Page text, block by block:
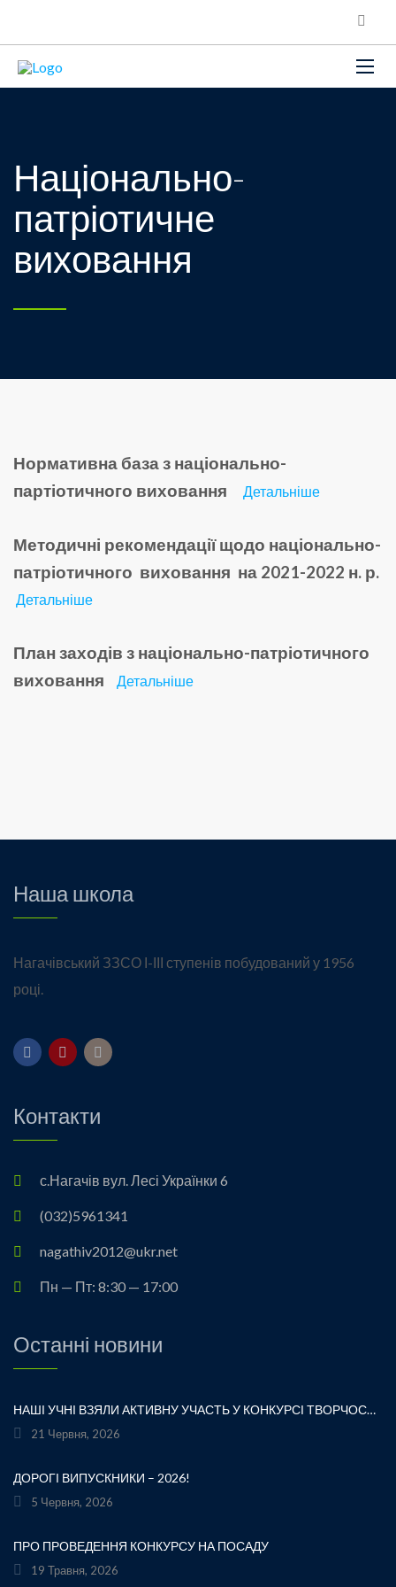
Національно-
патріотичне
виховання
Нормативна база з національно-
партіотичного виховання
Детальніше
Методичні рекомендації щодо національно-
патріотичного виховання на 2021-2022 н. р.
Детальніше
План заходів з національно-патріотичного
виховання
Детальніше
Наша школа
Нагачівський ЗЗСО І-ІІІ ступенів побудований у 1956
році.
Контакти
с.Нагачів вул. Лесі Українки 6
(032)5961341
nagathiv2012@ukr.net
Пн — Пт: 8:30 — 17:00
Останні новини
НАШІ УЧНІ ВЗЯЛИ АКТИВНУ УЧАСТЬ У КОНКУРСІ ТВОРЧОСТІ ЛЕСІ УКРАЇНКИ «ХТО ЛЮБИТЬ УКРАЇНСЬКЕ СЛОВО» ТА БУЛИ ВІДЗНАЧЕНІ ПОДЯКАМИ ЗА СВОЮ СТАРАННІСТЬ, ТВОРЧІСТЬ І ЛЮБОВ ДО РІДНОГО СЛОВА.УРОЧИСТЕ ВРУЧЕННЯ НАГОРОД ВІДБУЛОСЯ ПІД ЧАС ФЕСТИВАЛЮ «УКРАЇНКА FEST» НА МАЛЬОВНИЧОМУ БЕРЕЗІ ЯВОРІВСЬКОГО МОРЯ. ЦЕ БУЛА ЧУДОВА НАГОДА ЩЕ РАЗ ДОТОРКНУТИСЯ ДО ТВОРЧОЇ СПАДЩИНИ ВЕЛИКОЇ УКРАЇНСЬКОЇ ПОЕТЕСИ, ВІДЧУТИ СИЛУ УКРАЇНСЬКОГО СЛОВА ТА ГОРДІСТЬ ЗА НАШИХ ТАЛАНОВИТИХ ДІТЕЙ.ВІТАЄМО УЧАСНИКІВ І БАЖАЄМО ЇМ НОВИХ ТВОРЧИХ ЗВЕРШЕНЬ!«НІ! Я ЖИВА! Я БУДУ ВІЧНО ЖИТИ! Я В СЕРЦІ МАЮ ТЕ, ЩО НЕ ВМИРАЄ». — ЛЕСЯ УКРАЇНКА
21 Червня, 2026
ДОРОГІ ВИПУСКНИКИ – 2026!
5 Червня, 2026
ПРО ПРОВЕДЕННЯ КОНКУРСУ НА ПОСАДУ
19 Травня, 2026